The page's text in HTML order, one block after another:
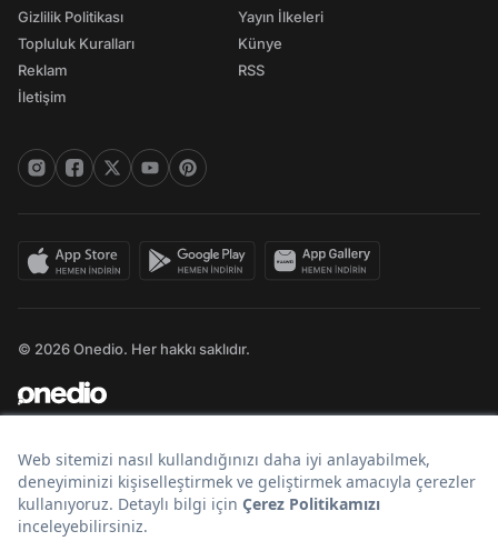
Gizlilik Politikası
Topluluk Kuralları
Reklam
İletişim
Yayın İlkeleri
Künye
RSS
© 2026 Onedio. Her hakkı saklıdır.
Bir markasıdır.